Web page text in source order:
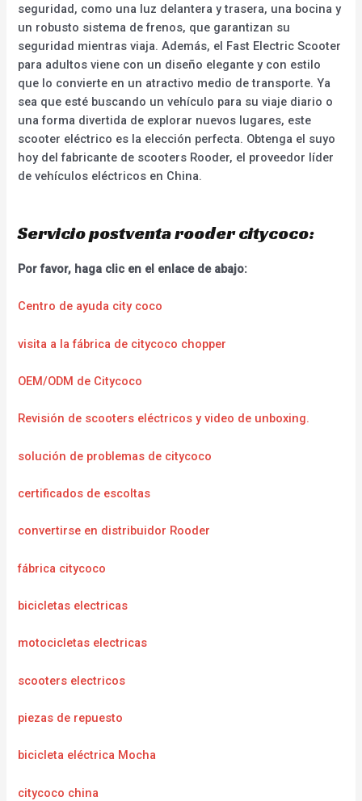
seguridad, como una luz delantera y trasera, una bocina y
un robusto sistema de frenos, que garantizan su
seguridad mientras viaja. Además, el Fast Electric Scooter
para adultos viene con un diseño elegante y con estilo
que lo convierte en un atractivo medio de transporte. Ya
sea que esté buscando un vehículo para su viaje diario o
una forma divertida de explorar nuevos lugares, este
scooter eléctrico es la elección perfecta. Obtenga el suyo
hoy del fabricante de scooters Rooder, el proveedor líder
de vehículos eléctricos en China.
Servicio postventa rooder citycoco:
Por favor, haga clic en el enlace de abajo:
Centro de ayuda city coco
visita a la fábrica de citycoco chopper
OEM/ODM de Citycoco
Revisión de scooters eléctricos y video de unboxing.
solución de problemas de citycoco
certificados de escoltas
convertirse en distribuidor Rooder
fábrica citycoco
bicicletas electricas
motocicletas electricas
scooters electricos
piezas de repuesto
bicicleta eléctrica Mocha
citycoco china